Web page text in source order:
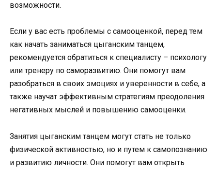
возможности.
Если у вас есть проблемы с самооценкой, перед тем
как начать заниматься цыганским танцем,
рекомендуется обратиться к специалисту – психологу
или тренеру по саморазвитию. Они помогут вам
разобраться в своих эмоциях и уверенности в себе, а
также научат эффективным стратегиям преодоления
негативных мыслей и повышению самооценки.
Занятия цыганским танцем могут стать не только
физической активностью, но и путем к самопознанию
и развитию личности. Они помогут вам открыть